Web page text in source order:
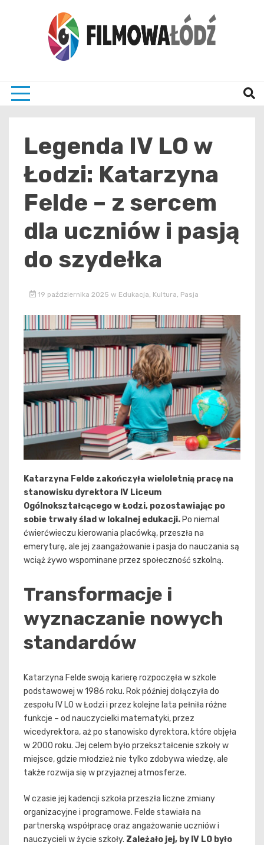
Legenda IV LO w
Łodzi: Katarzyna
Felde – z sercem
dla uczniów i pasją
do szydełka
19 października 2025 w Edukacja Kultura Pasja
Katarzyna Felde zakończyła wieloletnią pracę na
stanowisku dyrektora IV Liceum
Ogólnokształcącego w Łodzi, pozostawiając po
sobie trwały ślad w lokalnej edukacji. Po niemal
ćwierćwieczu kierowania placówką, przeszła na
emeryturę, ale jej zaangażowanie i pasja do nauczania są
wciąż żywo wspominane przez społeczność szkolną.
Transformacje i
wyznaczanie nowych
standardów
Katarzyna Felde swoją karierę rozpoczęła w szkole
podstawowej w 1986 roku. Rok później dołączyła do
zespołu IV LO w Łodzi i przez kolejne lata pełniła różne
funkcje – od nauczycielki matematyki, przez
wicedyrektora, aż po stanowisko dyrektora, które objęła
w 2000 roku. Jej celem było przekształcenie szkoły w
miejsce, gdzie młodzież nie tylko zdobywa wiedzę, ale
także rozwija się w przyjaznej atmosferze.
W czasie jej kadencji szkoła przeszła liczne zmiany
organizacyjne i programowe. Felde stawiała na
partnerską współpracę oraz angażowanie uczniów i
nauczycieli w życie szkoły. Zależało jej, by IV LO było